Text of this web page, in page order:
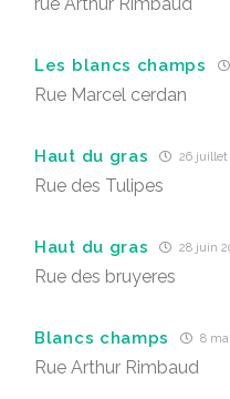
Les blancs champs
Rue Marcel cerdan
Haut du gras 26 juillet
Rue des Tulipes
Haut du gras 28 juin
Rue des bruyeres
Blancs champs 8
Rue Arthur Rimbaud